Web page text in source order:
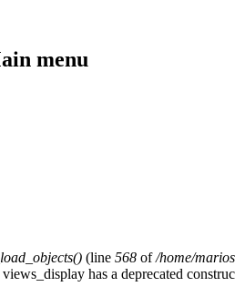
menu
(line 568 of/home/
has a deprecated